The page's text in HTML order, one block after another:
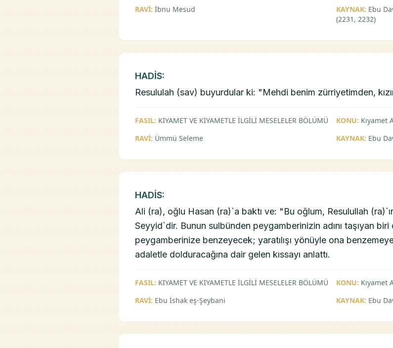
RAVİ: İbnu Mesud KAYNAK: Ebu
(2231, 2232)
HADİS:
Resululah (sav) buyurdular ki: "Mehdi benim zürriyetimden,
FASIL: KIYAMET VE KIYAMETLE İLGİLİ MESELELER BÖLÜMÜ KONU: Kıyamet
RAVİ: Ümmü Seleme KAYNAK: Ebu
HADİS:
Ali (ra), oğlu Hasan (ra)`a baktı ve: "Bu oğlum, Resulullah
Seyyid`dir. Bunun sulbünden peygamberinizin adını taşıyan biri
peygamberinize benzeyecek; yaratılışı yönüyle ona
adaletle dolduracağına dair gelen kıssayı anlattı.
FASIL: KIYAMET VE KIYAMETLE İLGİLİ MESELELER BÖLÜMÜ KONU: Kıyamet
RAVİ: Ebu İshak eş-Şeybani KAYNAK: Ebu